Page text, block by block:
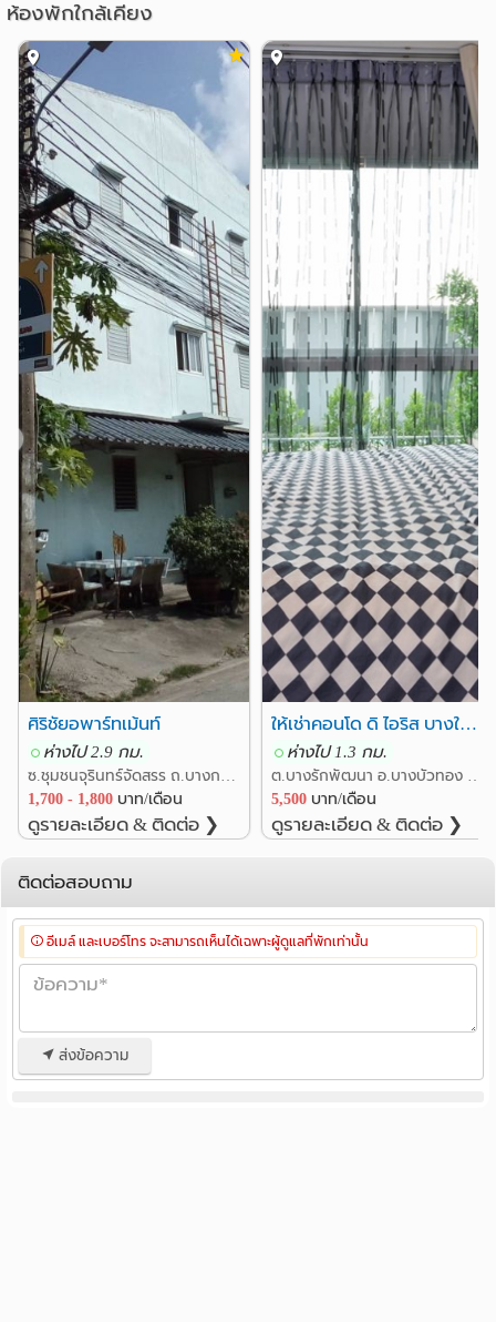
- ห้องซาวน่า
- สวนลอยฟ้า
- ระบบโทรทัศน์วงจรปิด
- รปภ. 24 ชม.
สถานที่สำคัญใกล้เคียง
1. MRT สถานีสามแยกบางใหญ่ 400 เมตร
2. MRT สถานีตลาดบางใหญ่ 800 เมตร
3. BB Market 500 เมตร
4. ตลาดกลางบางใหญ่ 700 เมตร
5. เซ็นทรัล เวสต์เกต 0 เมตร
6. บิ๊กซี รัตนาธิเบศร์ 800 เมตร
7. บิ๊กซี บางใหญ่ 1.2 กม.
8. โฮมโปร 800 เมตร
9. โรงภาพยนตร์ SF Cinema 1.3 กม.
10. ห้างบิ๊กคิง 1.1 กม.
11. อินเด๊กซ์ ลิฟวิ่งมอลล์ 600 เมตร
12. ร.พ. เกษมราษฎร์ 1 กม.
โซน บางใหญ่ รัตนาธิเบศร์ นนทบุรี
----------------------------------------------------------
สนใจชมห้องหรือสอบถามรายละเอียดได้ทุกเวลา
☎ โทร : 064-562-4649 , 064-649-5151
📲 Line ID : @282bycob (มี @นำหน้าด้วย)
👉 หรือคลิ๊ก https://line.me/ti/p/UB9RsMz9z4
📍 เพจ : https://www.facebook.com/Bigfivecondo.rent
(@Bigfivecondo.rent)
🌐 www : https://bigfiverealestate.business.site
---------------------------------------------------------
หรือคลิ๊ก เข้าชมได้ที่
⏩ https://www.facebook.com/Bigfivecondo.rent/
ที่ตั้ง ติดเซ็นทรัลเวสต์เกต ริมถนนรัตนาธิเบศร์ อ.บางใหญ่
สถานที่ใกล้เคียง :1. MRT สถานีสามแยกบางใหญ่ 400 เมตร 2.
MRT สถานีตลาดบางใหญ่ 800 เมตร 3. BB Market 500
เมตร 4. ตลาดกลางบางใหญ่ 700 เมตร 5. เซ็นทรัล เวสต์เกต
กม. 8. โฮมโปร 800 เมตร 9. โรงภาพยนตร์ SF Cinema 1.3
กม. 10. ห้างบิ๊กคิง 1.1 กม. 11. อินเด๊กซ์ ลิฟวิ่งมอลล์ 600
แหล่งช๊อปปิ้ง
เซ็นทรัลพลาซา เวสต์เกต 0.1 กม.
อีเกีย บางใหญ่ 0.1 กม.
ตลาดนัดแสงจันทร์ถาวร (บางใหญ่-แก้วอินทร์)
2.4 กม.
ตลาดเจ้าพระยา 4.9 กม.
โรงพยาบาล
รพ.เกษมราษฎร์ อินเตอร์เนชั่นแนล รัตนาธิเบศร์
0.4 กม.
รพ.เกษมราษฎร์ รัตนาธิเบศร์ 1.3 กม.
รพ.บางใหญ่ 3.6 กม. รพ.บางบัวทอง 4.7 กม.
อื่นๆ
แยกต่างระดับบางใหญ่ 0.5 กม.
ที่ว่าการอำเภอบางใหญ๋ 0.8 กม.
วัดสวนแก้ว 3.8 กม.
สำนักงานเทศบาลเมืองบางแม่นาง 3.8 กม.
วัดลาดปลาดุก 4.4 กม.
สนามกีฬาจังหวัดนนทบุรี 4.5 กม.
ห้องพักใกล้เคียง
ศิริชัยอพาร์ทเม้นท์
ห่างไป 2.9 กม.
1,700 - 1,800 บาท/เดือน
ดูรายละเอียด & ติดต่อ ❯
ให้เช่าคอนโด ดิ ไอริส บางใหญ่ THE IRIS BANGYAI
ห่างไป 1.3 กม.
5,500 บาท/เดือน
ดูรายละเอียด & ติดต่อ ❯
❯
ติดต่อสอบถาม
อีเมล์ และเบอร์โทร จะสามารถเห็นได้เฉพาะผู้ดูแลที่พักเท่านั้น
ส่งข้อความ